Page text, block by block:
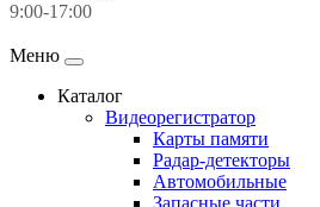
9:00-17:00
Меню
Каталог
Видеорегистратор
Карты памяти
Радар-детекторы
Автомобильные